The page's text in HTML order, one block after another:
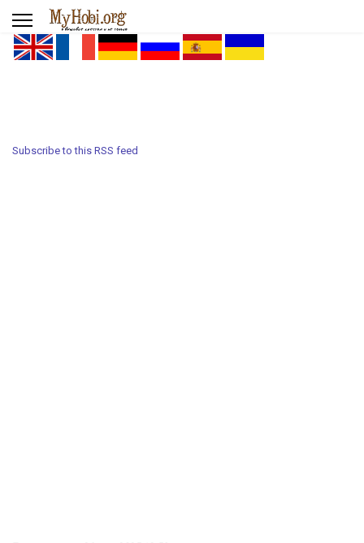
Subscribe to this RSS feed